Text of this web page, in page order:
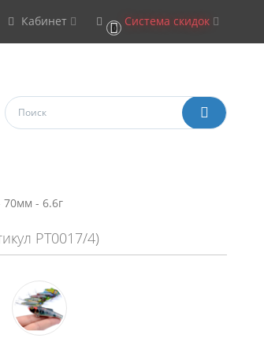
Кабинет 0 Система скидок
70мм - 6.6г
РТ0017/4)